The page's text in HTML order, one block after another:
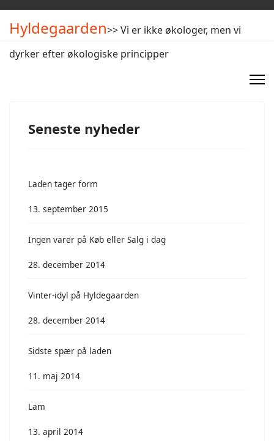
Hyldegaarden>> Vi er ikke økologer, men vi
dyrker efter økologiske principper
Seneste nyheder
Laden tager form
13. september 2015
Ingen varer på Køb eller Salg i dag
28. december 2014
Vinter-idyl på Hyldegaarden
28. december 2014
Sidste spær på laden
11. maj 2014
Lam
13. april 2014